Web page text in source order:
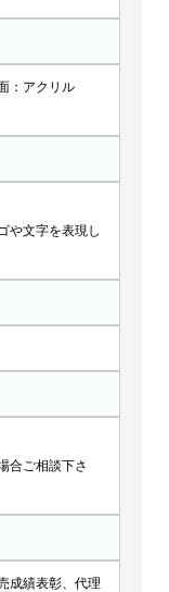
：アクリル
や文字を表現し
合ご相談下さ
成績表彰、代理